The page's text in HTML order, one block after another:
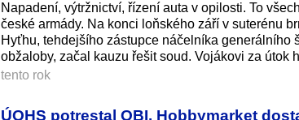
Napadení, výtržnictví, řízení auta v opilosti. To
české armády. Na konci loňského září v suterénu
Hyťhu, tehdejšího zástupce náčelníka generálního
obžaloby, začal kauzu řešit soud. Vojákovi za útok
tento rok
ÚOHS potrestal OBI. Hobbymarket